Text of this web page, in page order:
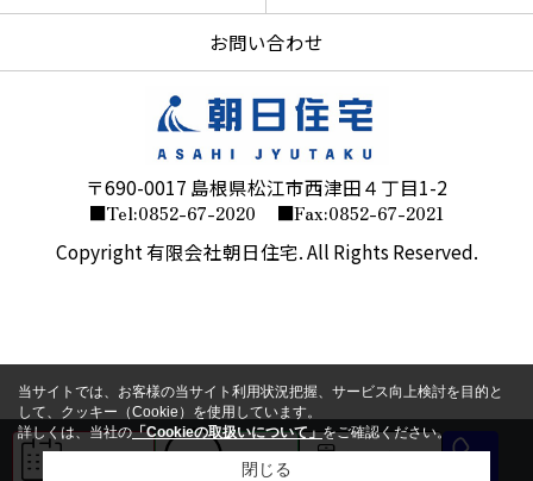
来店予約 LINE 会員登録
お問い合わせ
〒690-0017 島根県松江市西津田４丁目1-2
■Tel:0852-67-2020 ■Fax:0852-67-2021
Copyright 有限会社朝日住宅. All Rights Reserved.
当サイトでは、お客様の当サイト利用状況把握、サービス向上検討を目的と
して、クッキー（Cookie）を使用しています。
詳しくは、当社の「Cookieの取扱いについて」をご確認ください。
閉じる